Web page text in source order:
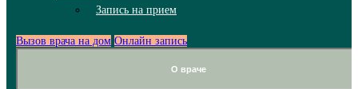
Запись на прием
Вызов врача на дом Онлайн запись
О враче